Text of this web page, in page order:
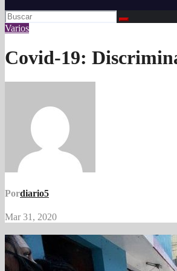
Varios
Covid-19:
Pordiario5
Mar 31, 2020